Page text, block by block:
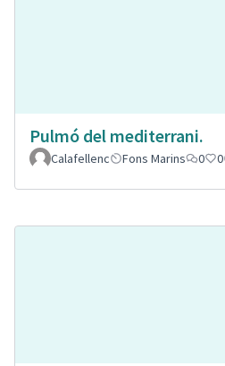
Pulmó del mediterrani.
Calafellenc
Fons Marins 0 0